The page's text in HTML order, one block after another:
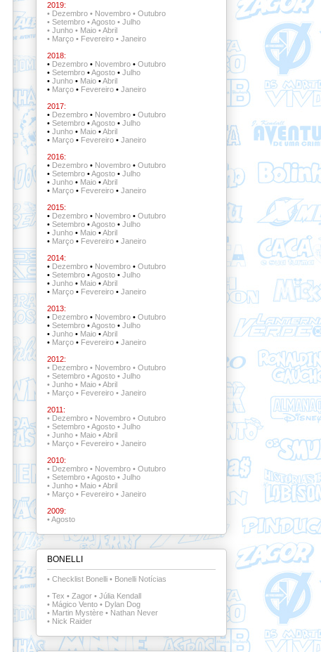
2019:
• Dezembro• Novembro• Outubro
• Setembro•Agosto• Julho
• Junho• Maio•Abril
• Março• Fevereiro• Janeiro
2018:
• Dezembro• Novembro• Outubro
• Setembro•Agosto• Julho
• Junho• Maio•Abril
• Março• Fevereiro• Janeiro
2017:
• Dezembro• Novembro• Outubro
• Setembro•Agosto• Julho
• Junho• Maio•Abril
• Março• Fevereiro• Janeiro
2016:
• Dezembro• Novembro• Outubro
• Setembro•Agosto• Julho
• Junho• Maio•Abril
• Março• Fevereiro• Janeiro
2015:
• Dezembro• Novembro• Outubro
• Setembro•Agosto• Julho
• Junho• Maio•Abril
• Março• Fevereiro• Janeiro
2014:
• Dezembro • Novembro • Outubro
• Setembro• Agosto • Julho
• Junho• Maio•Abril
• Março• Fevereiro• Janeiro
2013:
• Dezembro• Novembro• Outubro
• Setembro•Agosto• Julho
• Junho• Maio•Abril
• Março• Fevereiro• Janeiro
2012:
• Dezembro• Novembro• Outubro
• Setembro •Agosto• Julho
• Junho• Maio •Abril
• Março• Fevereiro• Janeiro
2011:
• Dezembro• Novembro• Outubro
• Setembro•Agosto• Julho
• Junho• Maio•Abril
• Março• Fevereiro• Janeiro
2010:
• Dezembro• Novembro• Outubro
• Setembro•Agosto• Julho
• Junho• Maio•Abril
• Março• Fevereiro• Janeiro
2009:
•Agosto
BONELLI
• Checklist Bonelli• Bonelli Notícias
• Tex • Zagor• Júlia Kendall
• Mágico Vento • Dylan Dog
• Martin Mystère • Nathan Never
• Nick Raider